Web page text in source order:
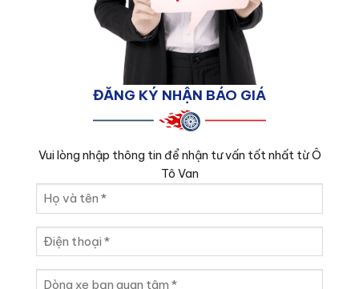
ĐĂNG KÝ NHẬN BÁO GIÁ
Vui lòng nhập thông tin để nhận tư vấn tốt nhất từ Ô
Tô Van
và
tên
(Required)
thoại